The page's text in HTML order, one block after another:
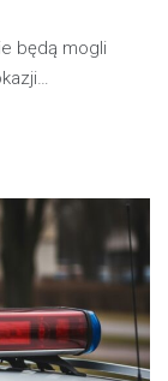
będą mogli